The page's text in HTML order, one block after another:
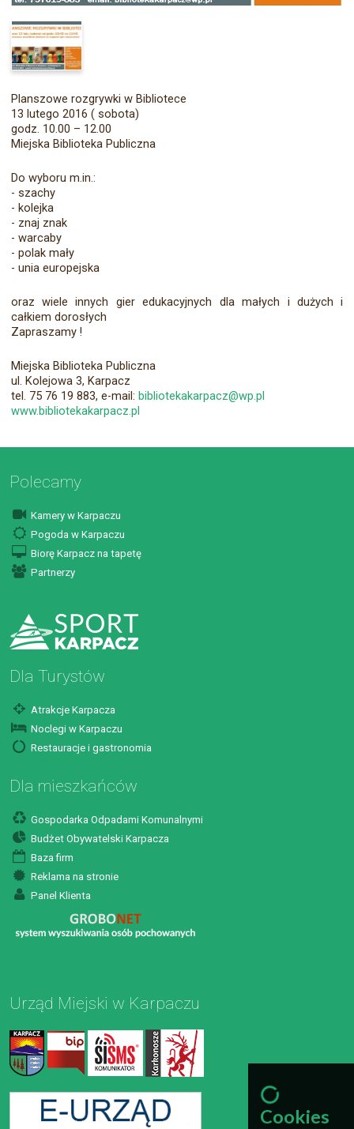
Planszowe rozgrywki w Bibliotece
13 lutego 2016 ( sobota)
godz. 10.00 – 12.00
Miejska Biblioteka Publiczna
Do wyboru m.in.:
- szachy
- kolejka
- znaj znak
- warcaby
- polak mały
- unia europejska
oraz wiele innych gier edukacyjnych dla małych i dużych i
całkiem dorosłych
Zapraszamy !
Miejska Biblioteka Publiczna
ul. Kolejowa 3, Karpacz
tel. 75 76 19 883, e-mail: bibliotekakarpacz@wp.pl
www.bibliotekakarpacz.pl
Polecamy
Kamery w Karpaczu
Pogoda w Karpaczu
Biorę Karpacz na tapetę
Partnerzy
Dla Turystów
Atrakcje Karpacza
Noclegi w Karpaczu
Restauracje i gastronomia
Dla mieszkańców
Gospodarka Odpadami Komunalnymi
Budżet Obywatelski Karpacza
Baza firm
Reklama na stronie
Panel Klienta
Urząd Miejski w Karpaczu
Cookies